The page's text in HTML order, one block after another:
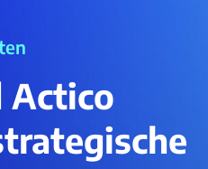
Actico